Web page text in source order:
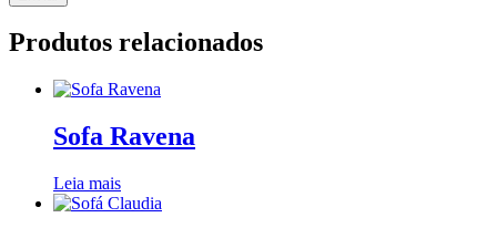
Produtos relacionados
Sofa Ravena
Leia mais